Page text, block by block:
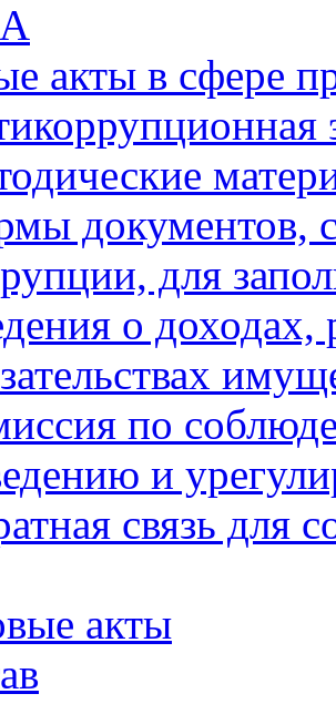
акты в сфере
документов,
для
о доходах,
по
и
связь для
акты